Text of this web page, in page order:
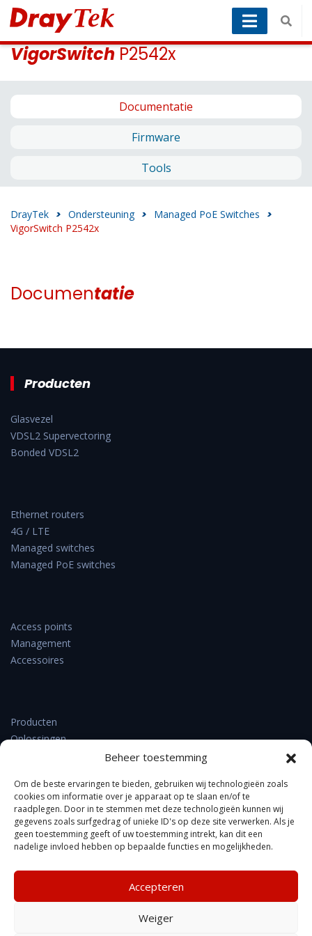
Beheer toestemming
Om de beste ervaringen te bieden, gebruiken wij technologieën zoals
cookies om informatie over je apparaat op te slaan en/of te
raadplegen. Door in te stemmen met deze technologieën kunnen wij
gegevens zoals surfgedrag of unieke ID's op deze site verwerken. Als je
geen toestemming geeft of uw toestemming intrekt, kan dit een
nadelige invloed hebben op bepaalde functies en mogelijkheden.
Accepteren
Weiger
VigorSwitchP2542x
Documentatie
Firmware
Tools
DrayTek > Ondersteuning > Managed PoE Switches >
VigorSwitch P2542x
Documentatie
Producten
Glasvezel
VDSL2 Supervectoring
Bonded VDSL2
Ethernet routers
4G / LTE
Managed switches
Managed PoE switches
Access points
Management
Accessoires
Producten
Oplossingen
Support & downloads
Nieuws
Contact
Over DrayTek
FAQ
Kennisbank